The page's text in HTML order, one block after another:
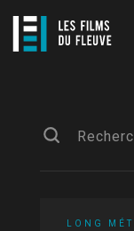
LONG